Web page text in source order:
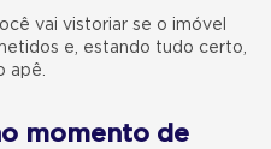
vai vistoriar se o imóvel
e, estando tudo certo,
apê.
momento de